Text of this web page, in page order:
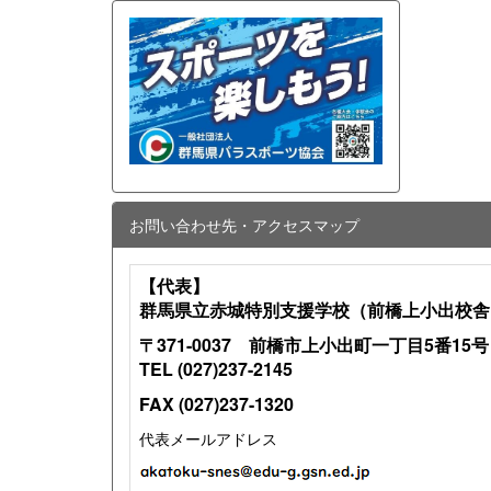
お問い合わせ先・アクセスマップ
【代表】
群馬県立赤城特別支援学校（前橋上小出校
〒371-0037 前橋市上小出町一丁目5番15号
TEL (027)237-2145
FAX (027)237-1320
代表メールアドレス